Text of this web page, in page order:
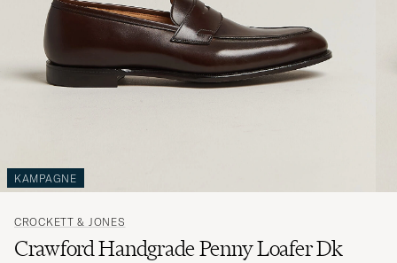
KAMPAGNE
CROCKETT & JONES
Crawford Handgrade Penny Loafer Dk